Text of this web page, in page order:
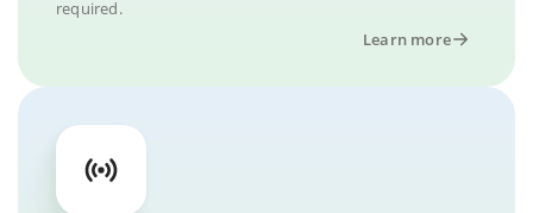
required.
Learn more